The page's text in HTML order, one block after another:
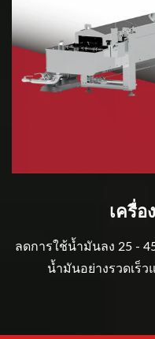
เครื่
ลดการใช้น้ำมันลง 25 -
น้ำมันอย่างรวดเร็